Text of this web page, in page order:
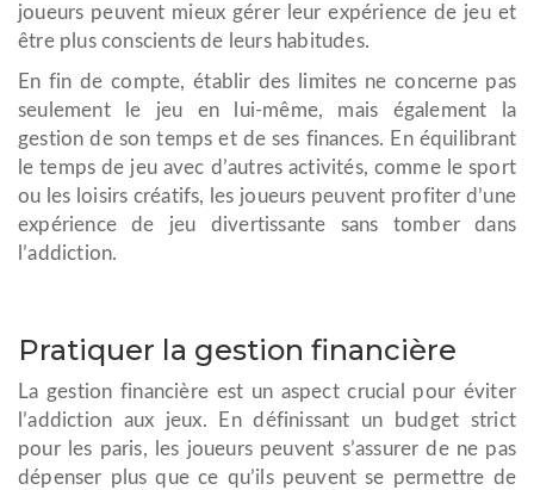
joueurs peuvent mieux gérer leur expérience de jeu et
être plus conscients de leurs habitudes.
En fin de compte, établir des limites ne concerne pas
seulement le jeu en lui-même, mais également la
gestion de son temps et de ses finances. En équilibrant
le temps de jeu avec d’autres activités, comme le sport
ou les loisirs créatifs, les joueurs peuvent profiter d’une
expérience de jeu divertissante sans tomber dans
l’addiction.
Pratiquer la gestion financière
La gestion financière est un aspect crucial pour éviter
l’addiction aux jeux. En définissant un budget strict
pour les paris, les joueurs peuvent s’assurer de ne pas
dépenser plus que ce qu’ils peuvent se permettre de